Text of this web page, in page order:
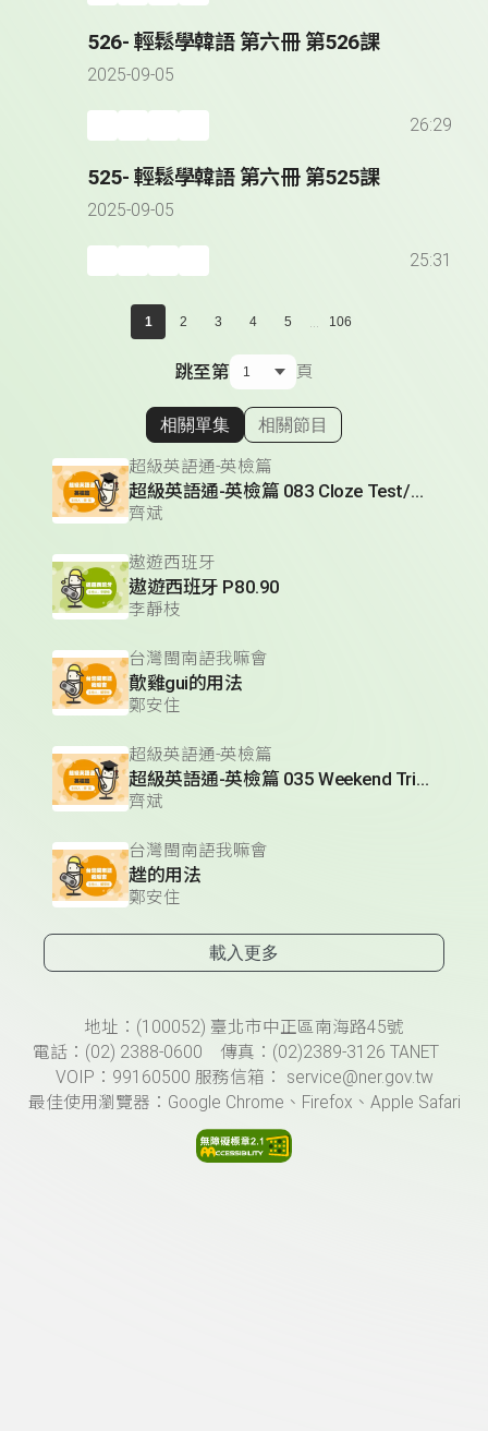
526- 輕鬆學韓語 第六冊 第526課
2025-09-05
26:29
525- 輕鬆學韓語 第六冊 第525課
2025-09-05
25:31
1 2 3 4 5 ... 106
跳至第 頁
顯示相關單集
相關單集 相關節目
超級英語通-英檢篇
超級英語通-英檢篇 083 Cloze Test/段落填空-13
齊斌
遨遊西班牙
遨遊西班牙 P80.90
李靜枝
台灣閩南語我嘛會
歕雞gui的用法
鄭安住
超級英語通-英檢篇
超級英語通-英檢篇 035 Weekend Trip- 週末旅遊
齊斌
台灣閩南語我嘛會
趖的用法
鄭安住
載入更多
頁尾資訊地址：(100052) 臺北市中正區南海路45號
電話：(02) 2388-0600 傳真：(02)2389-3126 TANET
VOIP：99160500 服務信箱： service@ner.gov.tw
最佳使用瀏覽器：Google Chrome、Firefox、Apple Safari